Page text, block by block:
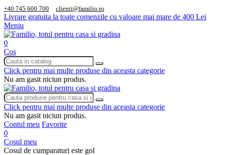
+40 745 600 700 clienti@familio.ro
Livrare gratuita la toate comenzile cu valoare mai mare de 400 Lei
Meniu
0
Cos
Click pentru mai multe produse din aceasta categorie
Nu am gasit niciun produs.
Click pentru mai multe produse din aceasta categorie
Nu am gasit niciun produs.
Contul meu Favorite
0
Cosul meu
Cosul de cumparaturi este gol